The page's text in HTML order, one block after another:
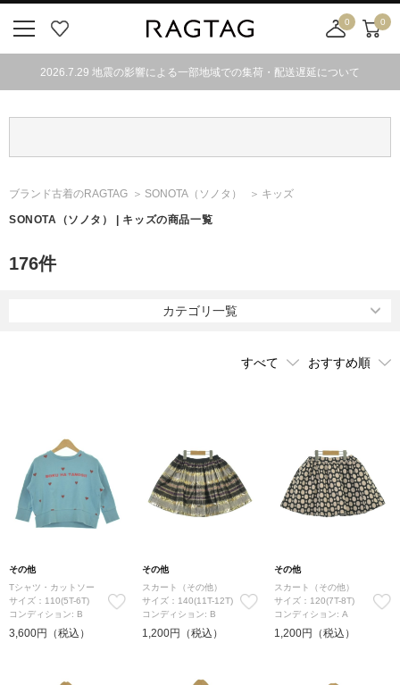
気
0
舗
カ
0
2026.7.29 地震の影響による一部地域での集荷・配送遅延について
ブランド古着のRAGTAG SONOTA （ソノタ） キッズ
SONOTA （ソノタ） | キッズの商品一覧
176件
カテゴリ一覧
その他
Tシャツ・カットソー
サイズ：110(5T-6T)
コンディション: B
3,600円（税込）
その他
スカート（その他）
サイズ：140(11T-12T)
コンディション: B
1,200円（税込）
その他
スカート（その他）
サイズ：120(7T-8T)
コンディション: A
1,200円（税込）